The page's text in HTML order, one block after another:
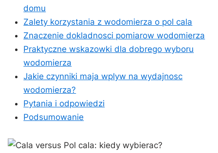
domu
Zalety korzystania z ‍wodomierza o pol cala
Znaczenie dokladnosci pomiarow wodomierza
Praktyczne wskazowki dla dobrego wyboru
wodomierza
Jakie czynniki maja wplyw⁣ na wydajnosc
wodomierza?
Pytania i odpowiedzi
Podsumowanie